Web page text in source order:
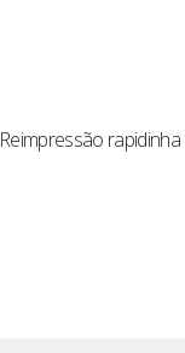
Reimpressão rapidinha